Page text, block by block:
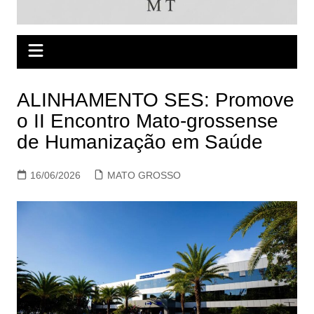
ALINHAMENTO SES: Promove
o II Encontro Mato-grossense
de Humanização em Saúde
16/06/2026 MATO GROSSO